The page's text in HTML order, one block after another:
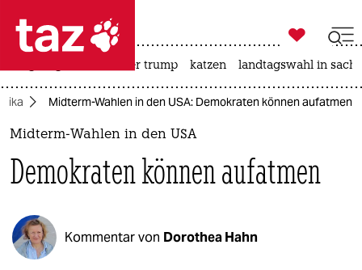
 taz zahl ich
taz zahl ich
politik
öko
gesellschaft

taz zahl ich
usa unter trump katzen landtagswahl in
Midterm-Wahlen in den USA: Demokraten können aufatmen
Midterm-Wahlen in den USA
Demokraten können aufatmen
Kommentar von Dorothea Hahn